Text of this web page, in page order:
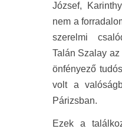
József,
nem a
szerelmi
Talán Szalay
önfényező
volt a
Párizsban.
Ezek a